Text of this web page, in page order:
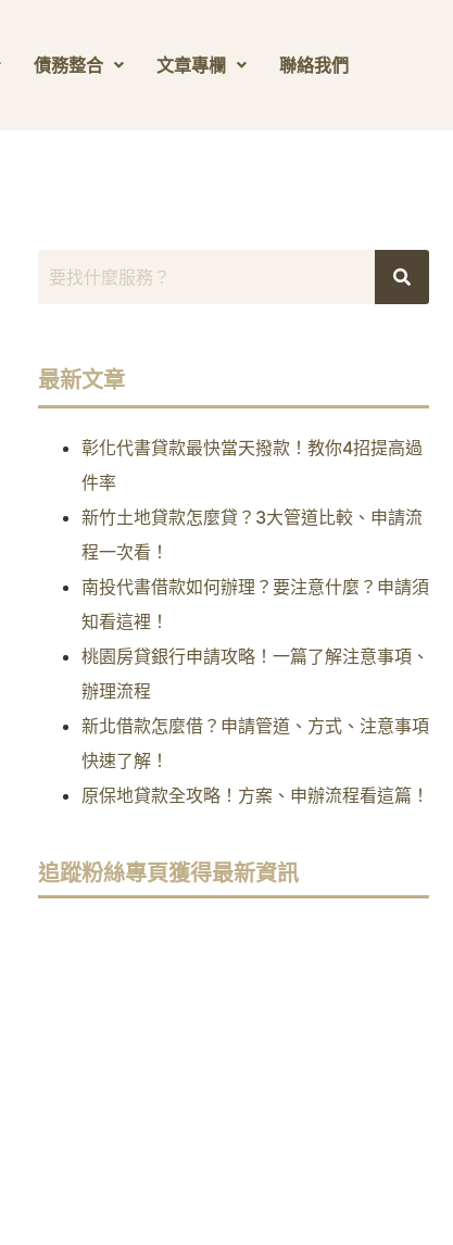
債務整合 文章專欄 聯絡我們
最新文章
彰化代書貸款最快當天撥款！教你4招提高過
件率
新竹土地貸款怎麼貸？3大管道比較、申請流
程一次看！
南投代書借款如何辦理？要注意什麼？申請須
知看這裡！
桃園房貸銀行申請攻略！一篇了解注意事項、
辦理流程
新北借款怎麼借？申請管道、方式、注意事項
快速了解！
原保地貸款全攻略！方案、申辦流程看這篇！
追蹤粉絲專頁獲得最新資訊